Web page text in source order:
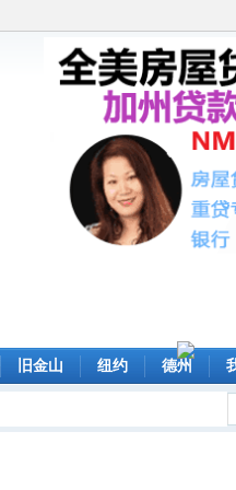
旧金山 纽约 德州